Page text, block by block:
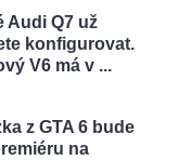
Audi Q7 už
konfigurovat.
V6 má v ...
z GTA 6 bude
na